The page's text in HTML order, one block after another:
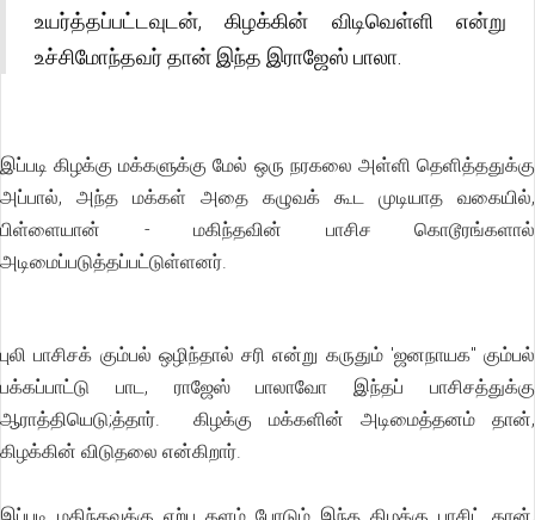
உயர்த்தப்பட்டவுடன், கிழக்கின் விடிவெள்ளி என்று
உச்சிமோந்தவர் தான் இந்த இராஜேஸ் பாலா.
இப்படி கிழக்கு மக்களுக்கு மேல் ஒரு நரகலை அள்ளி தெளித்ததுக்கு
அப்பால், அந்த மக்கள் அதை கழுவக் கூட முடியாத வகையில்,
பிள்ளையான் - மகிந்தவின் பாசிச கொடூரங்களால்
அடிமைப்படுத்தப்பட்டுள்ளனர்.
புலி பாசிசக் கும்பல் ஒழிந்தால் சரி என்று கருதும் 'ஜனநாயக" கும்பல்
பக்கப்பாட்டு பாட, ராஜேஸ் பாலாவோ இந்தப் பாசிசத்துக்கு
ஆராத்தியெடு;த்தார். கிழக்கு மக்களின் அடிமைத்தனம் தான்,
கிழக்கின் விடுதலை என்கிறார்.